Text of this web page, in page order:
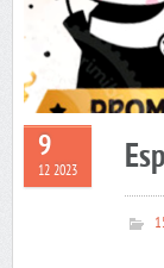
9
12 2023